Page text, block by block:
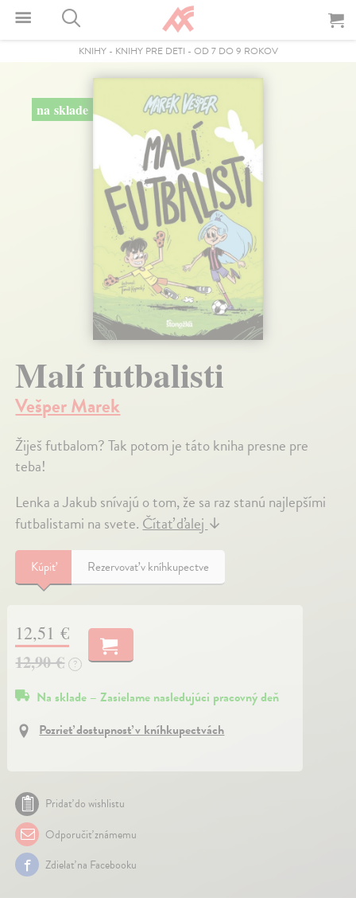
KNIHY- KNIHY PRE DETI - OD 7 DO 9 ROKOV
na sklade
Malí futbalisti
Vešper Marek
Žiješ futbalom? Tak potom je táto kniha presne pre
teba!
Lenka a Jakub snívajú o tom, že sa raz stanú najlepšími
futbalistami na svete.Čítať ďalej↓
Kúpiť Rezervovať v kníhkupectve
12,51 €
12,90 €
?
Na sklade – Zasielame nasledujúci pracovný deň
Pozrieť dostupnosť v kníhkupectvách
Pridať do wishlistu
Odporučiť známemu
Zdielať na Facebooku